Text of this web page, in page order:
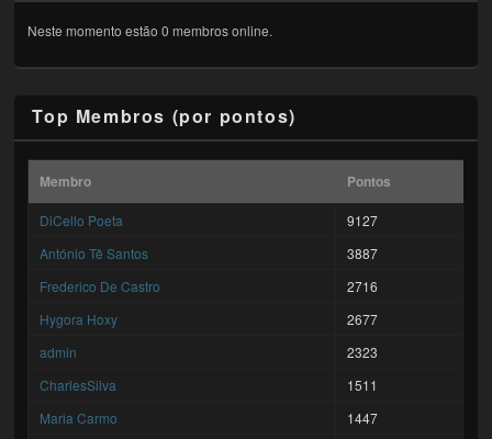
Neste momento estão 0 membros online.
Top Membros (por pontos)
Membro Pontos
DiCello Poeta
9127
António Tê Santos
3887
Frederico De Castro
2716
Hygora Hoxy
2677
admin
2323
CharlesSilva
1511
Maria Carmo
1447